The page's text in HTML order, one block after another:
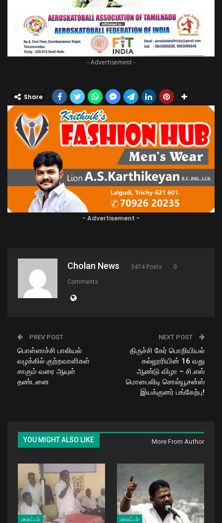
- Advertisement -
Share
- Advertisement -
Cholan News 3474 Posts 0
Comments
PREV POST
பொள்ளாச்சி பாலியல்
வழக்கில் குற்றவாளிகள்
சாகும் வரை ஆயுள்
தண்டனை
NEXT POST
திருச்சி கேர் பொறியியல்
கல்லூரியின் 16 வது
ஆண்டு விழா – சி.எஸ்
மொபைலிடி சொல்யூசன்ஸ்
இயக்குனர் பங்கேற்பு!
YOU MIGHT ALSO LIKE More From Author
மாவட்டம் மாவட்டம்